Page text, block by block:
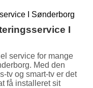
I
service for mange
Med den
tv og smart-tv er det
få installeret sit